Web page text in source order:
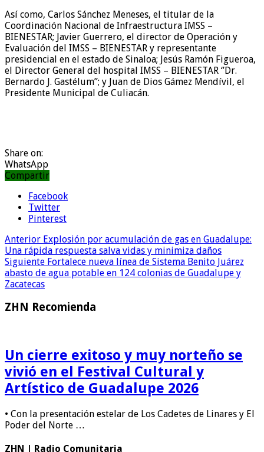
Así como, Carlos Sánchez Meneses, el titular de la
Coordinación Nacional de Infraestructura IMSS –
BIENESTAR; Javier Guerrero, el director de Operación y
Evaluación del IMSS – BIENESTAR y representante
presidencial en el estado de Sinaloa; Jesús Ramón Figueroa,
el Director General del hospital IMSS – BIENESTAR ‘’Dr.
Bernardo J. Gastélum’’; y Juan de Dios Gámez Mendívil, el
Presidente Municipal de Culiacán.
Share on:
WhatsApp
Compartir
Facebook
Twitter
Pinterest
Anterior Explosión por acumulación de gas en Guadalupe:
Una rápida respuesta salva vidas y minimiza daños
Siguiente Fortalece nueva línea de Sistema Benito Juárez
abasto de agua potable en 124 colonias de Guadalupe y
Zacatecas
ZHN Recomienda
Un cierre exitoso y muy norteño se
vivió en el Festival Cultural y
Artístico de Guadalupe 2026
• Con la presentación estelar de Los Cadetes de Linares y El
Poder del Norte …
ZHN | Radio Comunitaria